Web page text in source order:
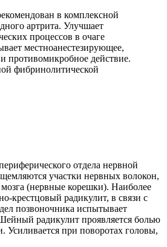
в комплексной
артрита. Улучшает
процессов в очаге
местноанестезирующее,
противомикробное действие.
фибринолитической
отдела нервной
участки нервных волокон,
(нервные корешки). Наиболее
крестцовый радикулит, в связи с
позвоночника испытывает
радикулит проявляется болью
Усиливается при поворотах головы,